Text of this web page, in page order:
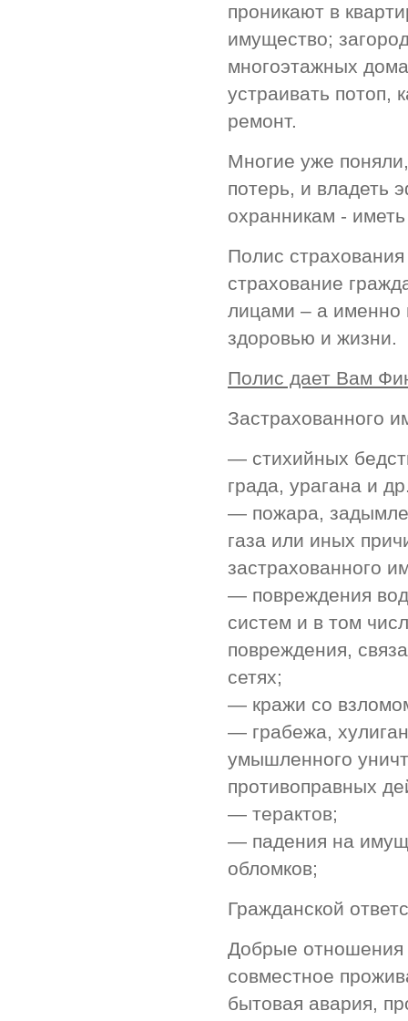
проникают в
имущество;
многоэтажных
устраивать потоп,
ремонт.
Многие уже
потерь, и владеть
охранникам -
Полис
страхование
лицами – а именно
здоровью и жизни.
Полис дает Вам
Застрахованного
— стихийных
града, урагана и
— пожара,
газа или иных
застрахованного
— повреждения
систем и в том
повреждения,
сетях;
— кражи со
— грабежа,
умышленного
противоправных
— терактов;
— падения на
обломков;
Гражданской
Добрые отношения
совместное
бытовая авария,